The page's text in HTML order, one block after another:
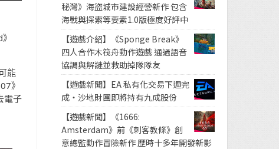
能
》
電子
秘灣》海盜城市建設經營新作 包含
海戰與探索等要素1.0版極度好評中
【遊戲介紹】《Sponge Break》
四人合作木筏舟動作遊戲 通過語音
協調與解謎並救助掉隊隊友
【遊戲新聞】EA 私有化交易下週完
成・沙地財團即將持有九成股份
【遊戲新聞】《1666:
Amsterdam》前《刺客教條》創
意總監動作冒險新作 歷時十多年開發新影